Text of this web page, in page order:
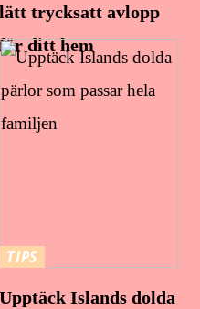
lätt trycksatt avlopp
för ditt hem
TIPS
Upptäck Islands dolda